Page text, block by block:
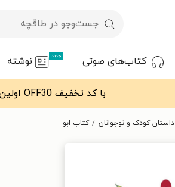
کتاب‌های صوتی جدید نوشته
با کد تخفیف OFF30 اولین کتاب الکترونیکی یا صوتی‌ات را با ۳۰٪ تخفیف از طاقچه دریافت کن.
داستان کودک و نوجوانان کتاب ابو